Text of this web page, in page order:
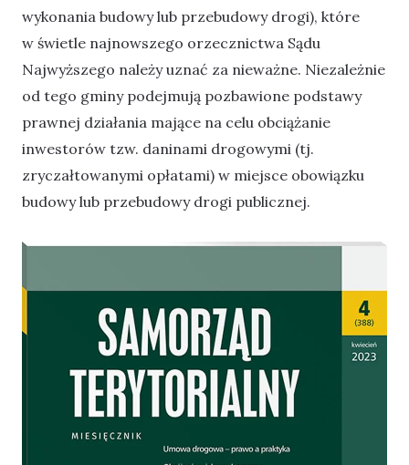
wykonania budowy lub przebudowy drogi), które
w świetle najnowszego orzecznictwa Sądu
Najwyższego należy uznać za nieważne. Niezależnie
od tego gminy podejmują pozbawione podstawy
prawnej działania mające na celu obciążanie
inwestorów tzw. daninami drogowymi (tj.
zryczałtowanymi opłatami) w miejsce obowiązku
budowy lub przebudowy drogi publicznej.